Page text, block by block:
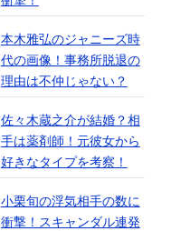
本木雅弘のジャニーズ時
代の画像！事務所脱退の
理由は不仲じゃない？
佐々木蔵之介が結婚？相
手は薬剤師！元彼女から
好きなタイプを考察！
小栗旬の浮気相手の数に
衝撃！スキャンダル連発